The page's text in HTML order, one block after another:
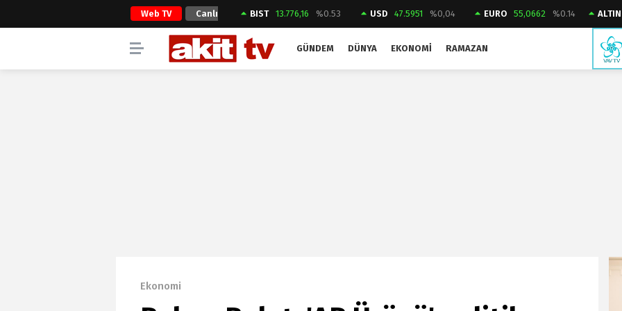
Web TV Canlı
Yayın
BIST 13.776,16 %0.53 USD 47.5951 %0,04 EURO 55,0662 %0.14 ALTIN
GÜNDEM DÜNYA EKONOMI RAMAZAN
Ekonomi